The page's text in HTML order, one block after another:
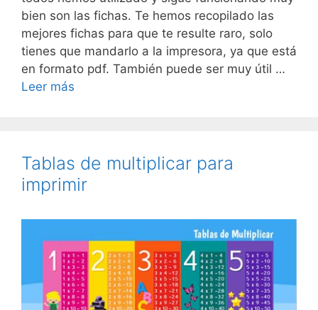
bien son las fichas. Te hemos recopilado las
mejores fichas para que te resulte raro, solo
tienes que mandarlo a la impresora, ya que está
en formato pdf. También puede ser muy útil …
Leer más
Tablas de multiplicar para
imprimir